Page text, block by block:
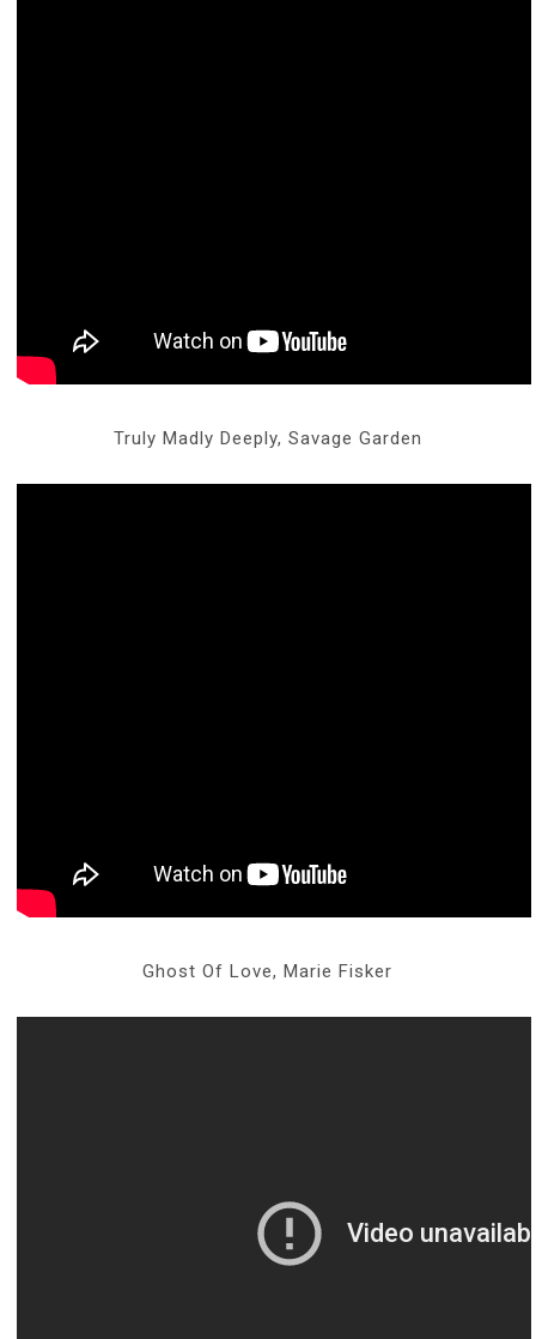
Truly Madly Deeply, Savage Garden
Ghost Of Love, Marie Fisker